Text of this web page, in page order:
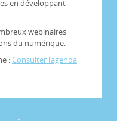
en développant
webinaires
du numérique.
: Consulter l’agenda